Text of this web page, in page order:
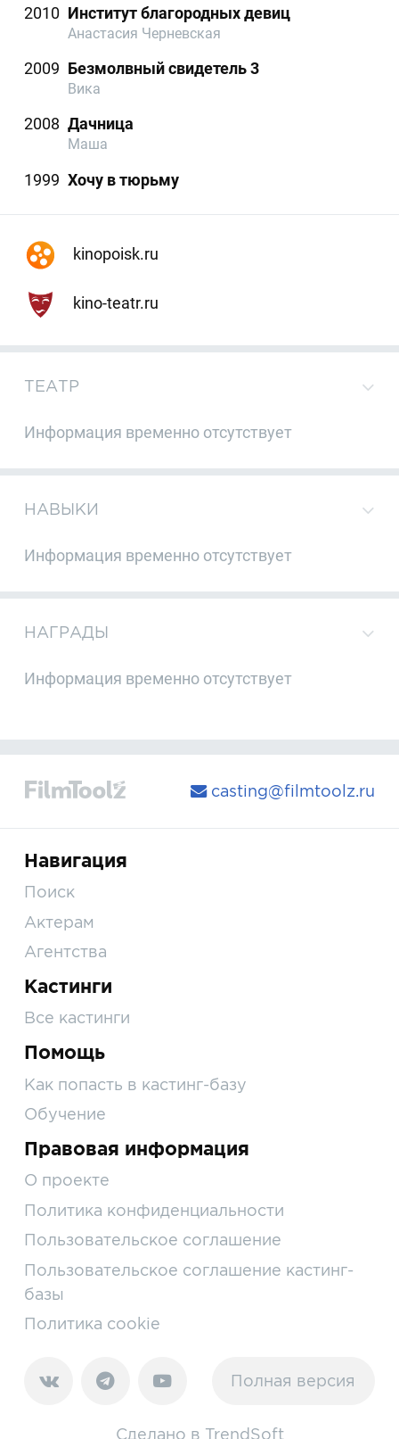
2010 Институт благородных девиц
Анастасия Черневская
2009 Безмолвный свидетель 3
Вика
2008 Дачница
Маша
1999 Хочу в тюрьму
kinopoisk.ru
kino-teatr.ru
ТЕАТР
Информация временно отсутствует
НАВЫКИ
Информация временно отсутствует
НАГРАДЫ
Информация временно отсутствует
casting@filmtoolz.ru
Навигация
Поиск
Актерам
Агентства
Кастинги
Все кастинги
Помощь
Как попасть в кастинг-базу
Обучение
Правовая информация
О проекте
Политика конфиденциальности
Пользовательское соглашение
Пользовательское соглашение кастинг-
базы
Политика cookie
Полная версия
Сделано в TrendSoft